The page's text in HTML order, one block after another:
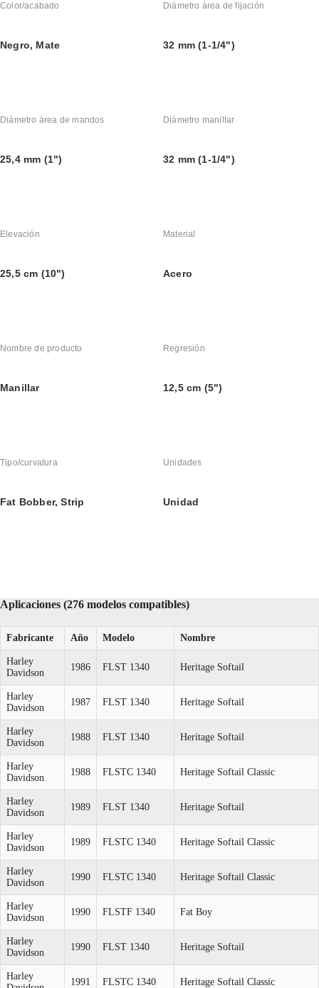
Color/acabado
Negro, Mate
Diámetro área de fijación
32 mm (1-1/4")
Diámetro área de mandos
25,4 mm (1")
Diámetro manillar
32 mm (1-1/4")
Elevación
25,5 cm (10")
Material
Acero
Nombre de producto
Manillar
Regresión
12,5 cm (5")
Tipo/curvatura
Fat Bobber, Strip
Unidades
Unidad
Aplicaciones (276 modelos compatibles)
Fabricante Año Modelo Nombre
Harley
Davidson
1986 FLST 1340 Heritage Softail
Harley
Davidson
1987 FLST 1340 Heritage Softail
Harley
Davidson
1988 FLST 1340 Heritage Softail
Harley
Davidson
1988 FLSTC 1340 Heritage Softail Classic
Harley
Davidson
1989 FLST 1340 Heritage Softail
Harley
Davidson
1989 FLSTC 1340 Heritage Softail Classic
Harley
Davidson
1990 FLSTC 1340 Heritage Softail Classic
Harley
Davidson
1990 FLSTF 1340 Fat Boy
Harley
Davidson
1990 FLST 1340 Heritage Softail
Harley
1991 FLSTC 1340 Heritage Softail Classic